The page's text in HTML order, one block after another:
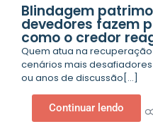
Blindagem
devedores fazem
como o credor
Quem atua na
cenários mais
ou anos de discussão[...]
Continuar lendo